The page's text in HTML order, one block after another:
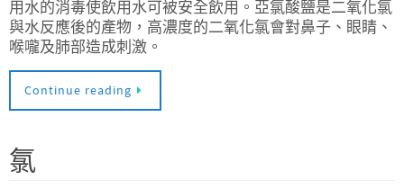
用水的消毒使飲用水可被安全飲用。亞氯酸鹽是二氧化氯
與水反應後的產物，高濃度的二氧化氯會對鼻子、眼睛、
喉嚨及肺部造成刺激。
Continue reading
氯